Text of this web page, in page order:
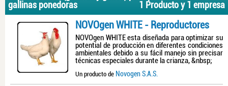
gallinas ponedoras
1 Producto y 1 empresa
NOVOgen WHITE - Reproductores
NOVOgen WHITE esta diseñada para optimizar su
potential de producción en diferentes condiciones
ambientales debido a su fácil manejo sin precisar
técnicas especiales durante la crianza, &nbsp;
Un producto de Novogen S.A.S.